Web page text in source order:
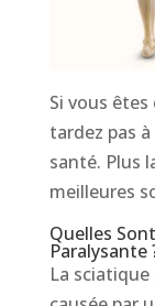
Si vous
tardez pas
santé. Plus
meilleures
Quelles
Paralysante
La